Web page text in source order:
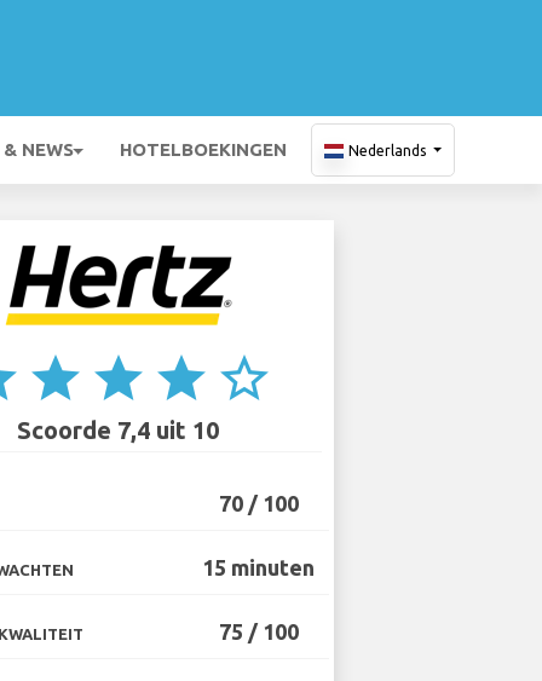
NEWS HOTELBOEKINGEN Nederlands
star star star star_border
Scoorde 7,4 uit 10
70 / 100
15 minuten
75 / 100